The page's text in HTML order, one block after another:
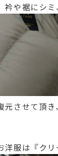
衿や裾にシ
元させて頂
洋服は『ク